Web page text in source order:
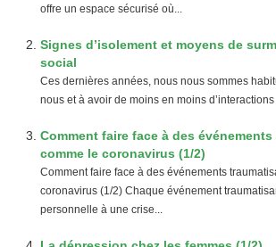
offre un espace sécurisé où...
Signes d’isolement et moyens de
social
Ces dernières années, nous nous sommes
nous et à avoir de moins en moins
Comment faire face à des
comme le coronavirus (1/2)
Comment faire face à des événements
coronavirus (1/2) Chaque événement
personnelle à une crise...